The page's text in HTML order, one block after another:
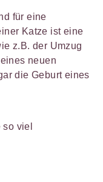
für eine
Katze ist eine
z.B. der Umzug
neuen
die Geburt eines